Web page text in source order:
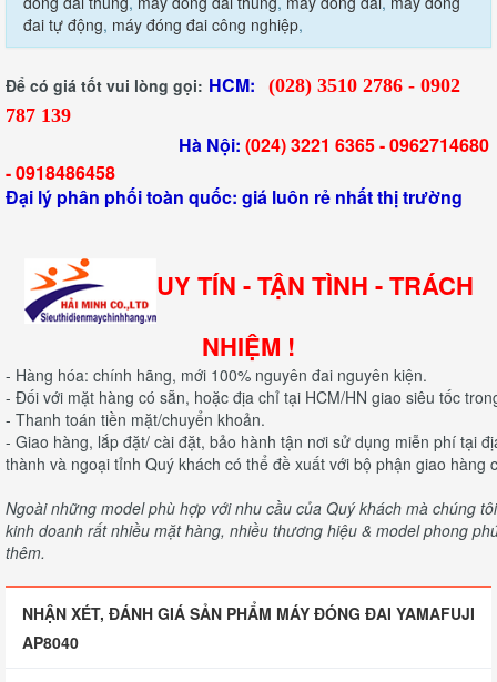
đai tự động, máy đóng đai công nghiệp,
Để có giá tốt vui lòng gọi: HCM:
(028) 3510 2786 - 0902
787 139
Hà Nội: (024) 3221 6365 -0962714680
-0918486458
Đại lý phân phối toàn quốc: giá luôn rẻ nhất thị trường
UY TÍN - TẬN TÌNH - TRÁCH
NHIỆM !
- Hàng hóa: chính hãng, mới 100% nguyên đai nguyên kiện.
- Đối với mặt hàng có sẵn, hoặc địa chỉ tại HCM/HN giao siêu tốc
- Thanh toán tiền mặt/chuyển khoản.
- Giao hàng, lắp đặt/ cài đặt, bảo hành tận nơi sử dụng miễn phí tại
thành và ngoại tỉnh Quý khách có thể đề xuất với bộ phận giao hàng
Ngoài những model phù hợp với nhu cầu của Quý khách mà chúng
kinh doanh rất nhiều mặt hàng, nhiều thương hiệu & model phong
thêm.
NHẬN XÉT, ĐÁNH GIÁ SẢN PHẨM MÁY ĐÓNG ĐAI YAMAFUJI
A​P8040